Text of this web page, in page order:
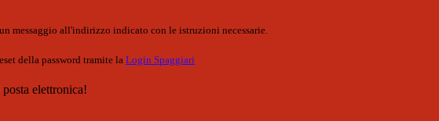
messaggio all'indirizzo indicato con le istruzioni necessarie.
della password tramite la Login Spaggiari
elettronica!